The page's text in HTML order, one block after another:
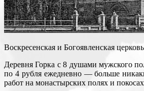
Воскресенская и Богоявленская
Деревня Горка с 8 душами мужского
по 4 рубля ежедневно — больше
работ на монастырских полях и